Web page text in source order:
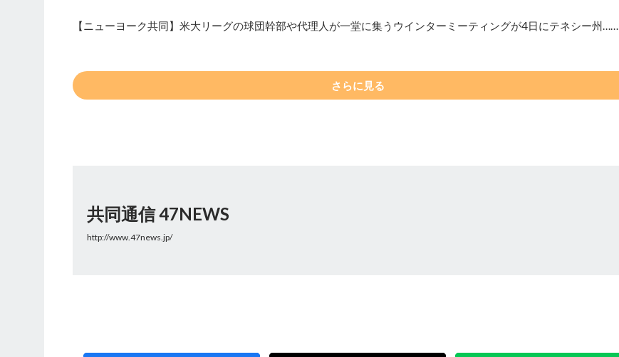
【ニューヨーク共同】米大リーグの球団幹部や代理人が一堂に集うウインターミーティングが4日にテネシー州……
さらに見る
共同通信 47NEWS
http://www.47news.jp/